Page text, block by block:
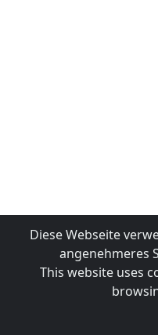
Diese Webseite
angenehmeres
This website uses